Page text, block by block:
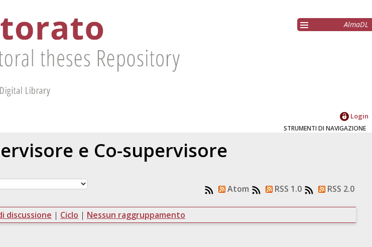
AlmaDL
Login
STRUMENTI DI NAVIGAZIONE
e Co-supervisore
Atom RSS 1.0 RSS 2.0
discussione | Ciclo | Nessun raggruppamento